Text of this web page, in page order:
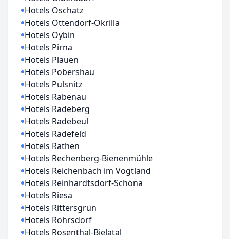
Hotels Oschatz
Hotels Ottendorf-Okrilla
Hotels Oybin
Hotels Pirna
Hotels Plauen
Hotels Pobershau
Hotels Pulsnitz
Hotels Rabenau
Hotels Radeberg
Hotels Radebeul
Hotels Radefeld
Hotels Rathen
Hotels Rechenberg-Bienenmühle
Hotels Reichenbach im Vogtland
Hotels Reinhardtsdorf-Schöna
Hotels Riesa
Hotels Rittersgrün
Hotels Röhrsdorf
Hotels Rosenthal-Bielatal